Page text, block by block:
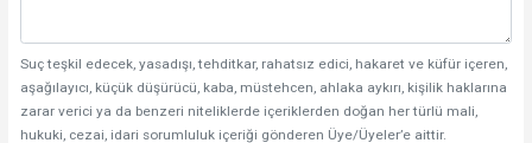
Suç teşkil edecek, yasadışı, tehditkar, rahatsız edici, hakaret ve küfür içeren,
aşağılayıcı, küçük düşürücü, kaba, müstehcen, ahlaka aykırı, kişilik haklarına
zarar verici ya da benzeri niteliklerde içeriklerden doğan her türlü mali,
hukuki, cezai, idari sorumluluk içeriği gönderen Üye/Üyeler’e aittir.